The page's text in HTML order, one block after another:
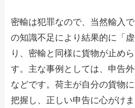
密輸は犯罪なので、当然輸入
の知識不足により結果的に「
り、密輸と同様に貨物が止め
す。主な事例としては、申告
などです。荷主が自分の貨物
把握し、正しい申告に心がけま